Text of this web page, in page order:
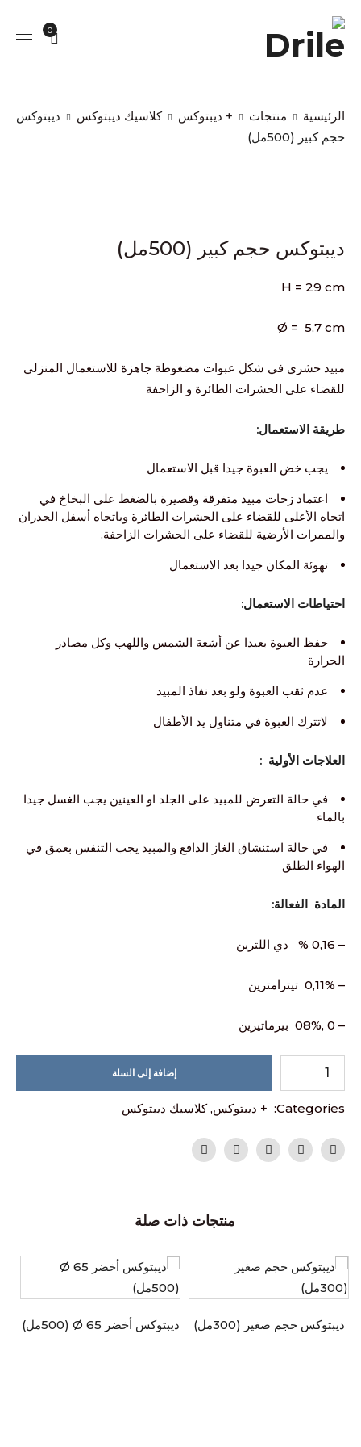
0
الرئيسية منتجات + ديبتوكس كلاسيك ديبتوكس
ديبتوكس
حجم كبير (500مل)
ديبتوكس حجم كبير (500مل)
H = 29 cm
Ø = 5,7 cm
مبيد حشري في شكل عبوات مضغوطة جاهزة للاستعمال المنزلي
للقضاء على الحشرات الطائرة و الزاحفة
طريقة الاستعمال:
يجب خض العبوة جيدا قبل الاستعمال
اعتماد زخات مبيد متفرقة وقصيرة بالضغط على البخاخ في
اتجاه الأعلى للقضاء على الحشرات الطائرة وباتجاه أسفل الجدران
والممرات الأرضية للقضاء على الحشرات الزاحفة.
تهوئة المكان جيدا بعد الاستعمال
احتياطات الاستعمال:
حفظ العبوة بعيدا عن أشعة الشمس واللهب وكل مصادر
الحرارة
عدم ثقب العبوة ولو بعد نفاذ المبيد
لاتترك العبوة في متناول يد الأطفال
العلاجات الأولية :
في حالة التعرض للمبيد على الجلد او العينين يجب الغسل جيدا
بالماء
في حالة استنشاق الغاز الدافع والمبيد يجب التنفس بعمق في
الهواء الطلق
المادة الفعالة:
– 0,16 % دي اللترين
– 0,11% تيترامترين
– 0 ,08% بيرماتيرين
إضافة إلى السلة
Categories: + ديبتوكس,كلاسيك ديبتوكس
منتجات ذات صلة
ديبتوكس حجم صغير (300مل) ديبتوكس أخضر Ø 65 (500مل)